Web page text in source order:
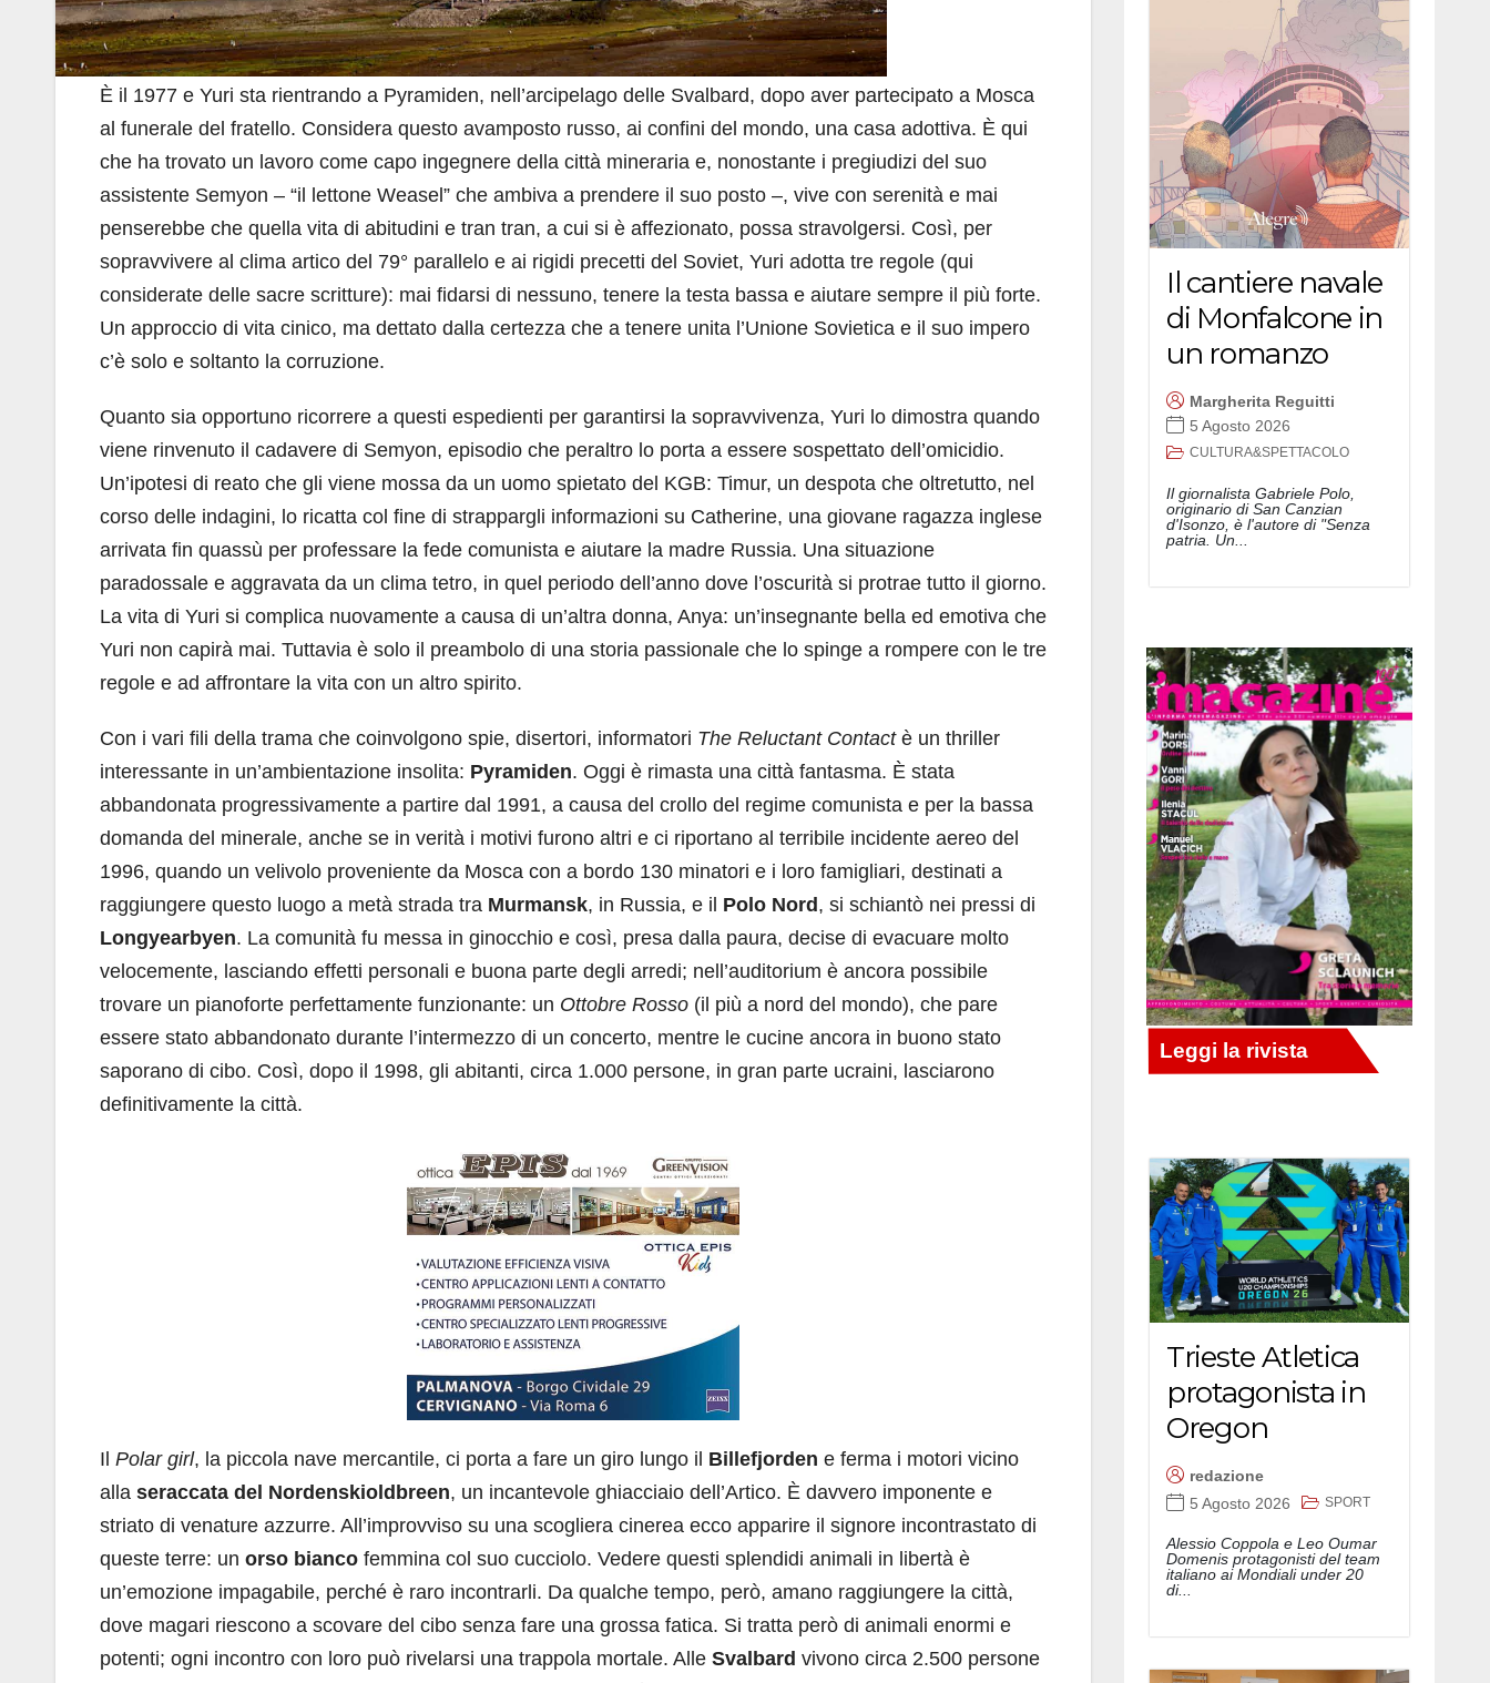
È il 1977 e Yuri sta rientrando a Pyramiden, nell’arcipelago delle Svalbard, dopo aver partecipato a Mosca
al funerale del fratello. Considera questo avamposto russo, ai confini del mondo, una casa adottiva. È qui
che ha trovato un lavoro come capo ingegnere della città mineraria e, nonostante i pregiudizi del suo
assistente Semyon – “il lettone Weasel” che ambiva a prendere il suo posto –, vive con serenità e mai
penserebbe che quella vita di abitudini e tran tran, a cui si è affezionato, possa stravolgersi. Così, per
sopravvivere al clima artico del 79° parallelo e ai rigidi precetti del Soviet, Yuri adotta tre regole (qui
considerate delle sacre scritture): mai fidarsi di nessuno, tenere la testa bassa e aiutare sempre il più forte.
Un approccio di vita cinico, ma dettato dalla certezza che a tenere unita l’Unione Sovietica e il suo impero
c’è solo e soltanto la corruzione.
Quanto sia opportuno ricorrere a questi espedienti per garantirsi la sopravvivenza, Yuri lo dimostra quando
viene rinvenuto il cadavere di Semyon, episodio che peraltro lo porta a essere sospettato dell’omicidio.
Un’ipotesi di reato che gli viene mossa da un uomo spietato del KGB: Timur, un despota che oltretutto, nel
corso delle indagini, lo ricatta col fine di strappargli informazioni su Catherine, una giovane ragazza inglese
arrivata fin quassù per professare la fede comunista e aiutare la madre Russia. Una situazione
paradossale e aggravata da un clima tetro, in quel periodo dell’anno dove l’oscurità si protrae tutto il giorno.
La vita di Yuri si complica nuovamente a causa di un’altra donna, Anya: un’insegnante bella ed emotiva che
Yuri non capirà mai. Tuttavia è solo il preambolo di una storia passionale che lo spinge a rompere con le tre
regole e ad affrontare la vita con un altro spirito.
Con i vari fili della trama che coinvolgono spie, disertori, informatori The Reluctant Contact è un thriller
interessante in un’ambientazione insolita: Pyramiden. Oggi è rimasta una città fantasma. È stata
abbandonata progressivamente a partire dal 1991, a causa del crollo del regime comunista e per la bassa
domanda del minerale, anche se in verità i motivi furono altri e ci riportano al terribile incidente aereo del
1996, quando un velivolo proveniente da Mosca con a bordo 130 minatori e i loro famigliari, destinati a
raggiungere questo luogo a metà strada tra Murmansk, in Russia, e il Polo Nord , si schiantò nei pressi di
Longyearbyen. La comunità fu messa in ginocchio e così, presa dalla paura, decise di evacuare molto
velocemente, lasciando effetti personali e buona parte degli arredi; nell’auditorium è ancora possibile
trovare un pianoforte perfettamente funzionante: un Ottobre Rosso (il più a nord del mondo), che pare
essere stato abbandonato durante l’intermezzo di un concerto, mentre le cucine ancora in buono stato
saporano di cibo. Così, dopo il 1998, gli abitanti, circa 1.000 persone, in gran parte ucraini, lasciarono
definitivamente la città.
Il Polar girl, la piccola nave mercantile, ci porta a fare un giro lungo il Billefjorden e ferma i motori vicino
alla seraccata del Nordenskioldbreen, un incantevole ghiacciaio dell’Artico. È davvero imponente e
striato di venature azzurre. All’improvviso su una scogliera cinerea ecco apparire il signore incontrastato di
queste terre: un orso bianco femmina col suo cucciolo. Vedere questi splendidi animali in libertà è
un’emozione impagabile, perché è raro incontrarli. Da qualche tempo, però, amano raggiungere la città,
dove magari riescono a scovare del cibo senza fare una grossa fatica. Si tratta però di animali enormi e
potenti; ogni incontro con loro può rivelarsi una trappola mortale. Alle Svalbard vivono circa 2.500 persone
Il cantiere navale
di Monfalcone in
un romanzo
Margherita Reguitti
5 Agosto 2026
CULTURA&SPETTACOLO
Il giornalista Gabriele Polo,
originario di San Canzian
d'Isonzo, è l'autore di "Senza
patria. Un...
Trieste Atletica
protagonista in
Oregon
redazione
5 Agosto 2026
SPORT
Alessio Coppola e Leo Oumar
Domenis protagonisti del team
italiano ai Mondiali under 20
di...